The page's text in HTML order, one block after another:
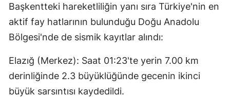
Başkentteki hareketliliğin yanı sıra Türkiye'nin en
aktif fay hatlarının bulunduğu Doğu Anadolu
Bölgesi'nde de sismik kayıtlar alındı:
Elazığ (Merkez): Saat 01:23'te yerin 7.00 km
derinliğinde 2.3 büyüklüğünde gecenin ikinci
büyük sarsıntısı kaydedildi.